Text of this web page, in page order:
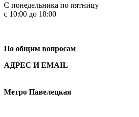
С понедельника по пятницу
с 10:00 до 18:00
По общим вопросам
АДРЕС И EMAIL
Метро Павелецкая